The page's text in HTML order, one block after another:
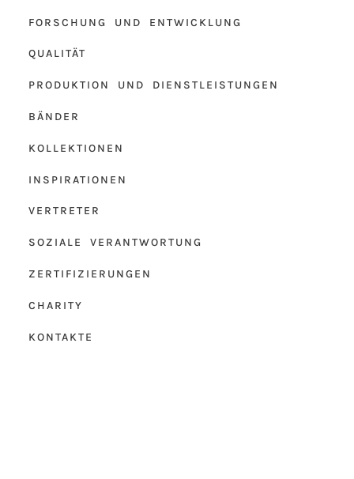
FORSCHUNG UND ENTWICKLUNG
QUALITÄT
PRODUKTION UND DIENSTLEISTUNGEN
BÄNDER
KOLLEKTIONEN
INSPIRATIONEN
VERTRETER
SOZIALE VERANTWORTUNG
ZERTIFIZIERUNGEN
CHARITY
KONTAKTE